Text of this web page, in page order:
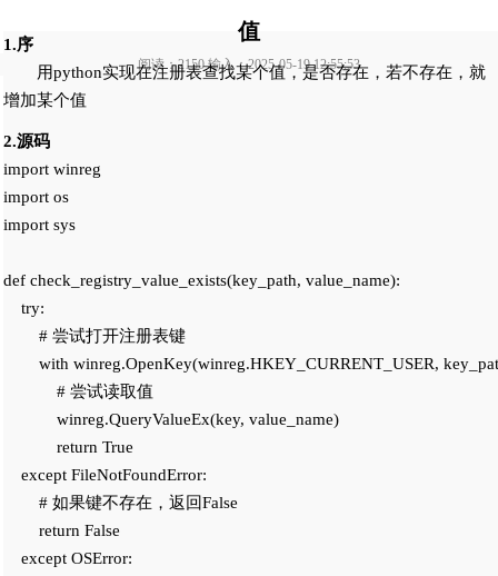
值
阅读：2150 输入：2025-05-19 12:55:53
1.序
用python实现在注册表查找某个值，是否存在，若不存在，就
增加某个值
2.源码
import winreg
import os
import sys
def check_registry_value_exists(key_path, value_name):
try:
# 尝试打开注册表键
with winreg.OpenKey(winreg.HKEY_CURRENT_USER,
# 尝试读取值
winreg.QueryValueEx(key, value_name)
return True
except FileNotFoundError:
# 如果键不存在，返回False
return False
except OSError: